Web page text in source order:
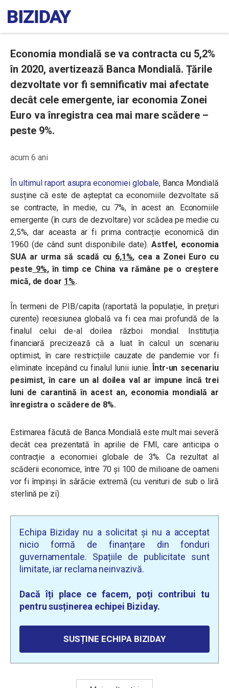
Economia mondială se va contracta cu 5,2%
în 2020, avertizează Banca Mondială. Țările
dezvoltate vor fi semnificativ mai afectate
decât cele emergente, iar economia Zonei
Euro va înregistra cea mai mare scădere –
peste 9%.
acum 6 ani
În ultimul raport asupra economiei globale,Banca Mondială
susține că este de așteptat ca economiile dezvoltate să
se contracte, în medie, cu 7%, în acest an. Economiile
emergente (în curs de dezvoltare) vor scădea pe medie cu
2,5%, dar aceasta ar fi prima contracție economică din
1960 (de când sunt disponibile date).Astfel, economia
SUA ar urma să scadă cu 6,1%, cea a Zonei Euro cu
peste 9%, în timp ce China va rămâne pe o creștere
mică, de doar 1%.
În termeni de PIB/capita (raportată la populație, în prețuri
curente) recesiunea globală va fi cea mai profundă de la
finalul celui de-al doilea război mondial. Instituția
financiară precizează că a luat în calcul un scenariu
optimist, în care restricțiile cauzate de pandemie vor fi
eliminate începând cu finalul lunii iunie. Într-un secenariu
pesimist, în care un al doilea val ar impune încă trei
luni de carantină în acest an, economia mondială ar
înregistra o scădere de 8%.
Estimarea făcută de Banca Mondială este mult mai severă
decât cea prezentată în aprilie de FMI, care anticipa o
contracție a economiei globale de 3%. Ca rezultat al
scăderii economice, între 70 și 100 de milioane de oameni
vor fi împinși în sărăcie extremă (cu venituri de sub o liră
sterlină pe zi).
Echipa Biziday nu a solicitat și nu a acceptat
nicio formă de finanțare din fonduri
guvernamentale. Spațiile de publicitate sunt
limitate, iar reclama neinvazivă.
Dacă îți place ce facem, poți contribui tu
pentru susținerea echipei Biziday.
SUSȚINE ECHIPA BIZIDAY